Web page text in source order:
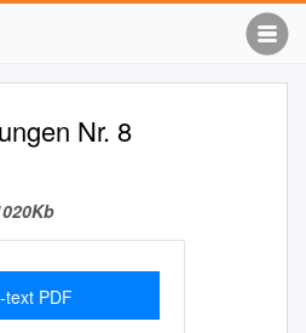
Nr. 8
text PDF